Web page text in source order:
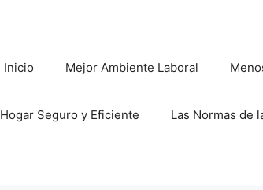
Inicio Mejor Ambiente Laboral
Hogar Seguro y Eficiente Las Normas de